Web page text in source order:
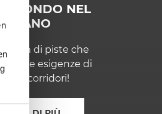
DI FONDO NEL
km di piste che
le esigenze di
e corridori!